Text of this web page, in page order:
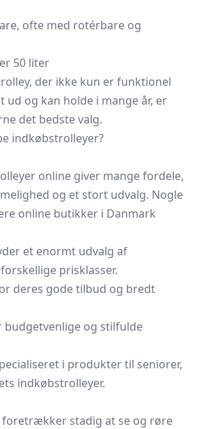
ofte med rotérbare og
50 liter
der ikke kun er funktionel
ud og kan holde i mange år, er
det bedste valg.
indkøbstrolleyer?
online giver mange fordele,
og et stort udvalg. Nogle
online butikker i Danmark
et enormt udvalg af
prisklasser.
deres gode tilbud og bredt
budgetvenlige og stilfulde
i produkter til seniorer,
indkøbstrolleyer.
foretrækker stadig at se og røre